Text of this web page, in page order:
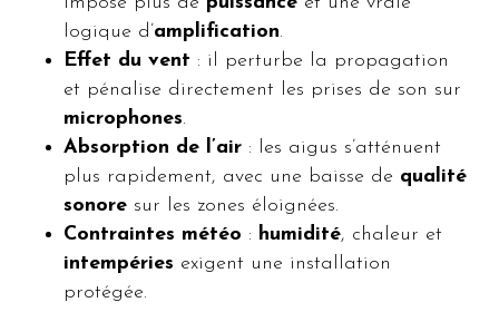
logique d’amplification.
Effet du vent : il perturbe la propagation
et pénalise directement les prises de son sur
microphones.
Absorption de l’air: les aigus s’atténuent
plus rapidement, avec une baisse de qualité
sonoresur les zones éloignées.
Contraintes météo : humidité, chaleur et
intempéries exigent une installation
protégée.